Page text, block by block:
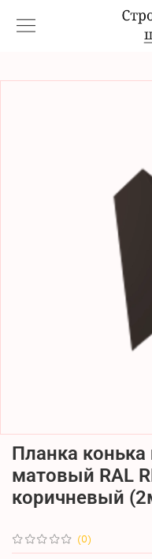
(0)
Планка конька
матовый RAL
коричневый